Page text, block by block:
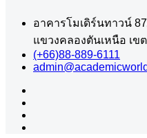
อาคารโมเดิร์นทาวน์
แขวงคลองตันเหนือ เข
(+66)88-889-6111